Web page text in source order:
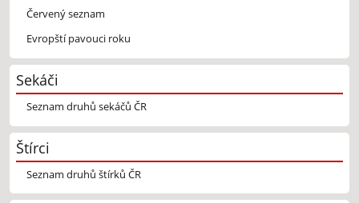
Červený seznam
Evropští pavouci roku
Sekáči
Seznam druhů sekáčů ČR
Štírci
Seznam druhů štírků ČR